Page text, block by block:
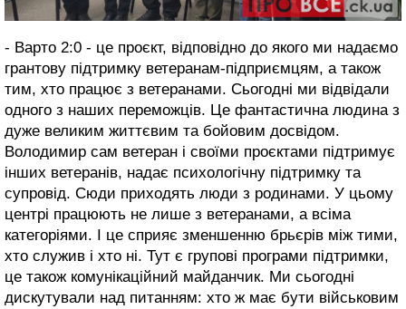
- Варто 2:0 - це проєкт, відповідно до якого ми надаємо
грантову підтримку ветеранам-підприємцям, а також
тим, хто працює з ветеранами. Сьогодні ми відвідали
одного з наших переможців. Це фантастична людина з
дуже великим життєвим та бойовим досвідом.
Володимир сам ветеран і своїми проєктами підтримує
інших ветеранів, надає психологічну підтримку та
супровід. Сюди приходять люди з родинами. У цьому
центрі працюють не лише з ветеранами, а всіма
категоріями. І це сприяє зменшенню брьєрів між тими,
хто служив і хто ні. Тут є групові програми підтримки,
це також комунікаційний майданчик. Ми сьогодні
дискутували над питанням: хто ж має бути військовим